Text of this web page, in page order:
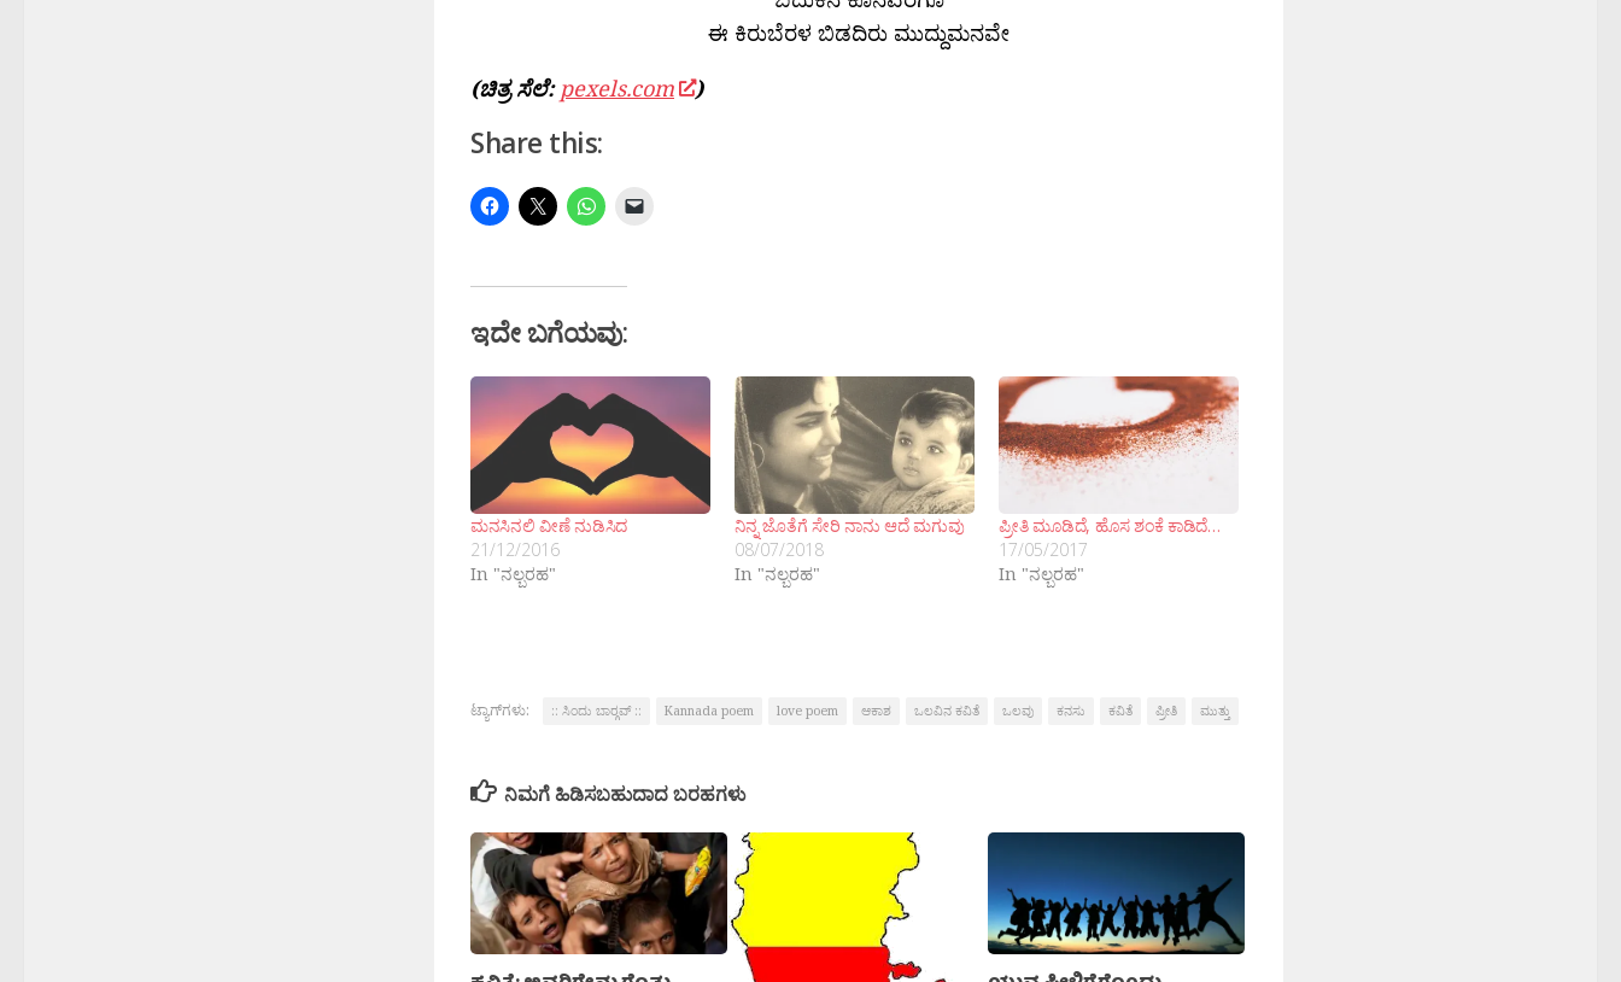
ಈ ಕಿರುಬೆರಳ ಬಿಡದಿರು ಮುದ್ದುಮನವೇ
(ಚಿತ್ರ ಸೆಲೆ: pexels.com )
Share this:
ಇದೇ ಬಗೆಯವು:
ಮನಸಿನಲಿ ವೀಣೆ ನುಡಿಸಿದ
21/12/2016
In "ನಲ್ಬರಹ"
ನಿನ್ನ ಜೊತೆಗೆ ಸೇರಿ ನಾನು ಆದೆ ಮಗುವು
08/07/2018
In "ನಲ್ಬರಹ"
ಪ್ರೀತಿ ಮೂಡಿದೆ, ಹೊಸ ಶಂಕೆ ಕಾಡಿದೆ…
17/05/2017
In "ನಲ್ಬರಹ"
ಟ್ಯಾಗ್‌ಗಳು: :: ಸಿಂದು ಬಾರ‍್ಗವ್ :: Kannada poem love poem ಆಕಾಶ ಒಲವಿನ ಕವಿತೆ ಒಲವು ಕನಸು ಕವಿತೆ ಪ್ರೀತಿ ಮುತ್ತು
ನಿಮಗೆ ಹಿಡಿಸಬಹುದಾದ ಬರಹಗಳು